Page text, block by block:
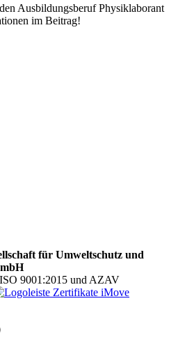
Ausbildungsberuf Physiklaborant
im Beitrag!
für Umweltschutz und
9001:2015 und AZAV